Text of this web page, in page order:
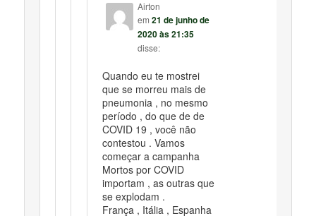
Airton
em 21 de junho de
2020 às 21:35
disse:
Quando eu te mostrei
que se morreu mais de
pneumonia , no mesmo
período , do que de de
COVID 19 , você não
contestou . Vamos
começar a campanha
Mortos por COVID
importam , as outras que
se explodam .
França , Itália , Espanha